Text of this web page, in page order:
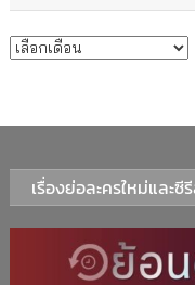
บทความรายเดือน
เรื่องย่อละครใหม่และซี